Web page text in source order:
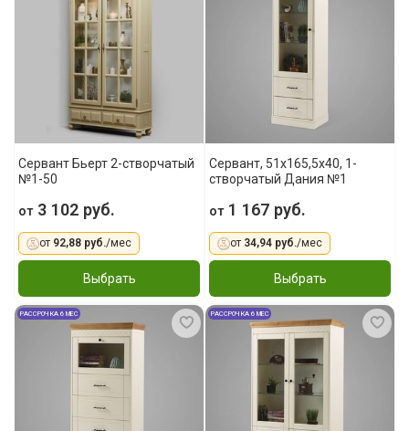
Сервант Бьерт 2-створчатый
№1-50
от3 102 руб.
от 92,88 руб./мес
Выбрать
Сервант, 51x165,5x40, 1-
створчатый Дания №1
от1 167 руб.
от 34,94 руб./мес
Выбрать
РАССРОЧКА 6 МЕС РАССРОЧКА 6 МЕС